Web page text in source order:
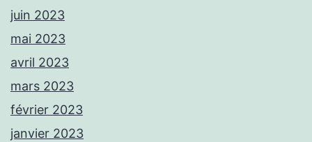
juin 2023
mai 2023
avril 2023
mars 2023
février 2023
janvier 2023